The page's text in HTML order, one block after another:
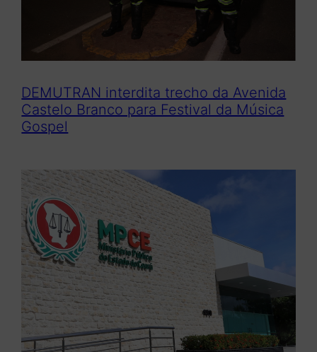
DEMUTRAN interdita trecho da Avenida
Castelo Branco para Festival da Música
Gospel